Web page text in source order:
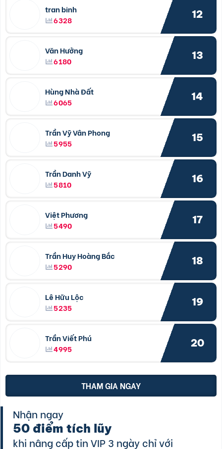
tran binh
6328
12
Văn Hưởng
6180
13
Hùng Nhà Đất
6065
14
Trần Vỹ Vân Phong
5955
15
Trần Danh Vỹ
5810
16
Việt Phương
5490
17
Trần Huy Hoàng Bắc
5290
18
Lê Hữu Lộc
5235
19
Trần Viết Phú
4995
20
THAM GIA NGAY
Nhận ngay
50 điểm tích lũy
khi nâng cấp tin VIP 3 ngày chỉ với